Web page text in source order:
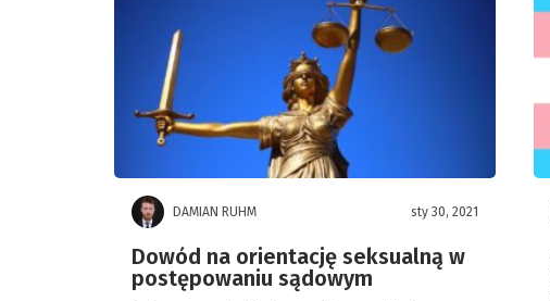
DAMIAN RUHM sty 30, 2021
Dowód na orientację seksualną w
postępowaniu sądowym